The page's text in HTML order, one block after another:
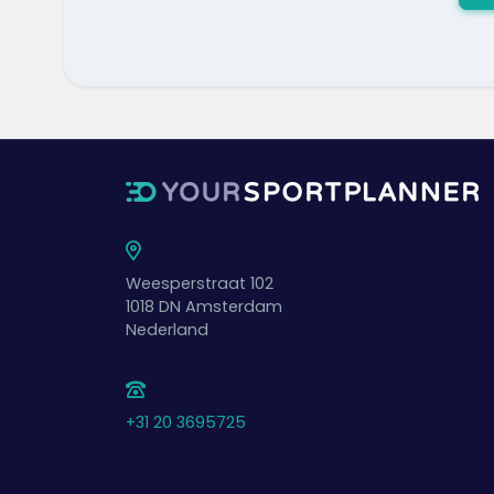
Weesperstraat 102
1018 DN Amsterdam
Nederland
+31 20 3695725